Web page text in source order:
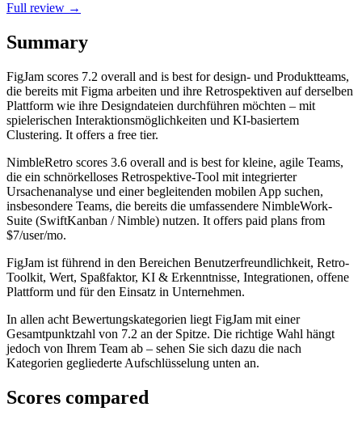
Full review →
Summary
FigJam scores 7.2 overall and is best for design- und Produktteams,
die bereits mit Figma arbeiten und ihre Retrospektiven auf derselben
Plattform wie ihre Designdateien durchführen möchten – mit
spielerischen Interaktionsmöglichkeiten und KI-basiertem
Clustering. It offers a free tier.
NimbleRetro scores 3.6 overall and is best for kleine, agile Teams,
die ein schnörkelloses Retrospektive-Tool mit integrierter
Ursachenanalyse und einer begleitenden mobilen App suchen,
insbesondere Teams, die bereits die umfassendere NimbleWork-
Suite (SwiftKanban / Nimble) nutzen. It offers paid plans from
$7/user/mo.
FigJam ist führend in den Bereichen Benutzerfreundlichkeit, Retro-
Toolkit, Wert, Spaßfaktor, KI & Erkenntnisse, Integrationen, offene
Plattform und für den Einsatz in Unternehmen.
In allen acht Bewertungskategorien liegt FigJam mit einer
Gesamtpunktzahl von 7.2 an der Spitze. Die richtige Wahl hängt
jedoch von Ihrem Team ab – sehen Sie sich dazu die nach
Kategorien gegliederte Aufschlüsselung unten an.
Scores compared